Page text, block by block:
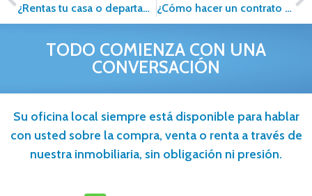
¿Rentas tu casa o departamento? Estos son los impuestos que debes pagar. ¿Cómo hacer un contrato de arrendamiento?
TODO COMIENZA CON UNA
CONVERSACIÓN
Su oficina local siempre está disponible para hablar
con usted sobre la compra, venta o renta a través de
nuestra inmobiliaria, sin obligación ni presión.